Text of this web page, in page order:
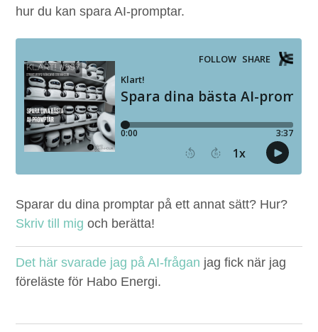
hur du kan spara AI-promptar.
Sparar du dina promp­tar på ett annat sätt? Hur?
Skriv till mig och berätta!
Det här sva­rade jag på AI-frå­gan jag fick när jag
föreläste för Habo Energi.